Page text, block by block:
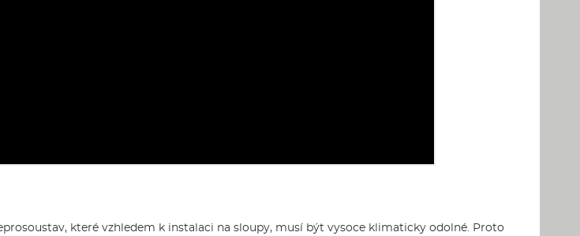
které vzhledem k instalaci na sloupy, musí být vysoce klimaticky odolné. Proto